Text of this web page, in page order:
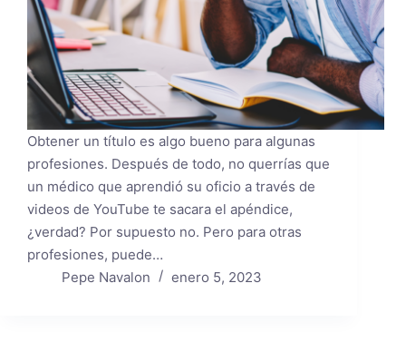
Obtener un título es algo bueno para algunas
profesiones. Después de todo, no querrías que
un médico que aprendió su oficio a través de
videos de YouTube te sacara el apéndice,
¿verdad? Por supuesto no. Pero para otras
profesiones, puede…
Pepe Navalon
enero 5, 2023